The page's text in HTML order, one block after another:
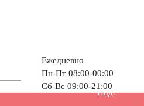
Ежедневно
Пн-Пт 08:00-00:00
Сб-Вс 09:00-21:00
Подбор